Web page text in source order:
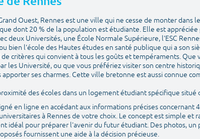
Ouest, Rennes est une ville qui ne cesse de monter dans
dont 20 % de la population est étudiante. Elle est
deux Universités, une École Normale Supérieure, l'ESC
bien l'école des Hautes études en santé publique qui a son
critères qui convient à tous les goûts et tempéraments. Que
les Université, ou que vous préfériez visiter son centre
ses charmes. Cette ville bretonne est aussi connue
des écoles dans un logement étudiant spécifique situé
en ligne en accédant aux informations précises
à Rennes de votre choix. Le concept est simple et
idéal pour préparer l'avenir du futur étudiant. Des photos,
fournissent une aide à la décision précieuse.